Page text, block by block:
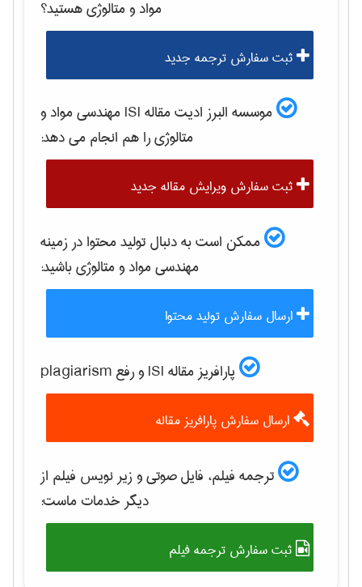
مواد و متالوژیهستید؟
ثبت سفارش ترجمه جدید
موسسه البرز ادیت مقاله ISI
مهندسی مواد و
متالوژیرا هم انجام می دهد:
ثبت سفارش ویرایش مقاله جدید
ممکن است به دنبال تولید محتوا در زمینه
مهندسی مواد و متالوژیباشید:
ارسال سفارش تولید محتوا
پارافریز مقاله ISI و رفع plagiarism
ارسال سفارش پارافریز مقاله
ترجمه فیلم، فایل صوتی و زیر نویس فیلم از
دیگر خدمات ماست:
ثبت سفارش ترجمه فیلم